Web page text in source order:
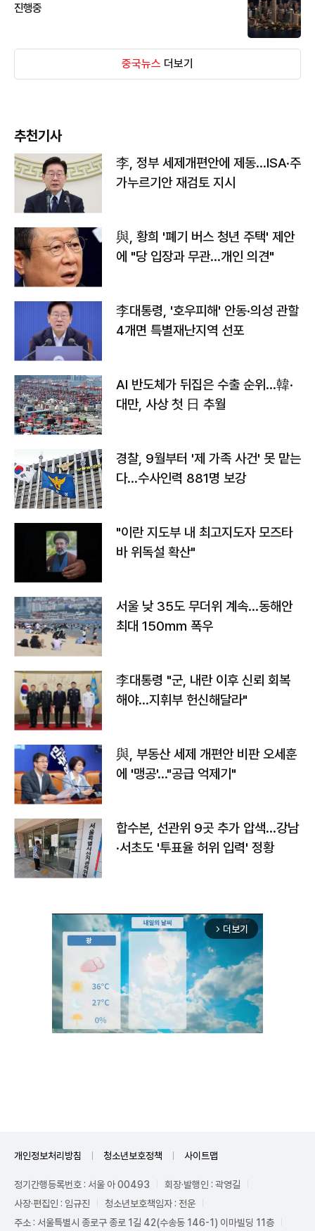
진행중
중국뉴스 더보기
추천기사
李, 정부 세제개편안에 제동…ISA·주
가누르기안 재검토 지시
與, 황희 '폐기 버스 청년 주택' 제안
에 "당 입장과 무관…개인 의견"
李대통령, '호우피해' 안동·의성 관할
4개면 특별재난지역 선포
AI 반도체가 뒤집은 수출 순위…韓·
대만, 사상 첫 日 추월
경찰, 9월부터 '제 가족 사건' 못 맡는
다…수사인력 881명 보강
"이란 지도부 내 최고지도자 모즈타
바 위독설 확산"
서울 낮 35도 무더위 계속…동해안
최대 150㎜ 폭우
李대통령 "군, 내란 이후 신뢰 회복
해야…지휘부 헌신해달라"
與, 부동산 세제 개편안 비판 오세훈
에 '맹공'…"공급 억제기"
합수본, 선관위 9곳 추가 압색…강남
·서초도 '투표율 허위 입력' 정황
arrow_forward_ios 더보기
개인정보처리방침 청소년보호정책 사이트맵
정기간행등록번호 : 서울 아 00493
회장·발행인 : 곽영길
사장·편집인 : 임규진
청소년보호책임자 : 전운
주소 : 서울특별시 종로구 종로 1길 42(수송동 146-1) 이마빌딩 11층